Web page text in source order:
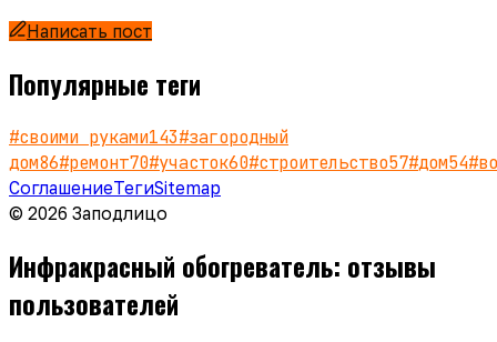
Написать пост
Популярные теги
#своими руками143#загородный
дом86#ремонт70#участок60#строительство57#дом54#
СоглашениеТегиSitemap
© 2026 Заподлицо
Инфракрасный обогреватель: отзывы
пользователей